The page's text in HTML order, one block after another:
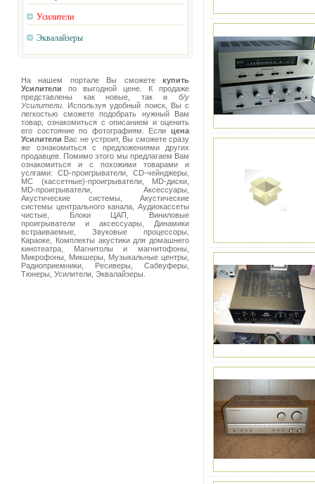
Усилители
Эквалайзеры
На нашем портале Вы сможете купить
Усилители по выгодной цене. К продаже
представлены как новые, так и б/у
Усилители . Используя удобный поиск, Вы с
легкостью сможете подобрать нужный Вам
товар, ознакомиться с описанием и оценить
его состояние по фотографиям. Если цена
Усилители Вас не устроит, Вы сможете сразу
же ознакомиться с предложениями других
продавцев. Помимо этого мы предлагаем Вам
ознакомиться и с похожими товарами и
услгами: CD-проигрыватели, CD-чейнджеры,
MC (кассетные)-проигрыватели, MD-диски,
MD-проигрыватели, Аксессуары,
Акустические системы, Акустические
системы центрального канала, Аудиокассеты
чистые, Блоки ЦАП, Виниловые
проигрыватели и аксессуары, Динамики
встраиваемые, Звуковые процессоры,
Караоке, Комплекты акустики для домашнего
кинотеатра, Магнитолы и магнитофоны,
Микрофоны, Микшеры, Музыкальные центры,
Радиоприемники, Ресиверы, Сабвуферы,
Тюнеры, Усилители, Эквалайзеры.